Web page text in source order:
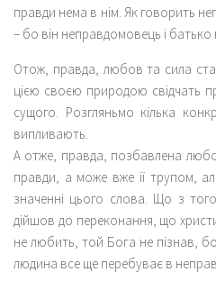
правди нема в нім. Як говорить
– бо він неправдомовець і батько
Отож, правда, любов та сила
цією своєю природою свідчать
сущого. Розгляньмо кілька
випливають.
А отже, правда, позбавлена
правди, а може вже її трупом,
значенні цього слова. Що з
дійшов до переконання, що
не любить, той Бога не пізнав,
людина все ще перебуває в